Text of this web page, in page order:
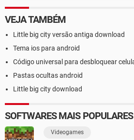
VEJA TAMBÉM
Little big city versão antiga download
Tema ios para android
Código universal para desbloquear
Pastas ocultas android
Little big city download
SOFTWARES MAIS POPULARES
Videogames